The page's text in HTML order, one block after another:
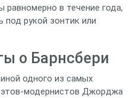
в течение года,
под рукой зонтик или
о Барнсбери
одного из самых
Джорджа